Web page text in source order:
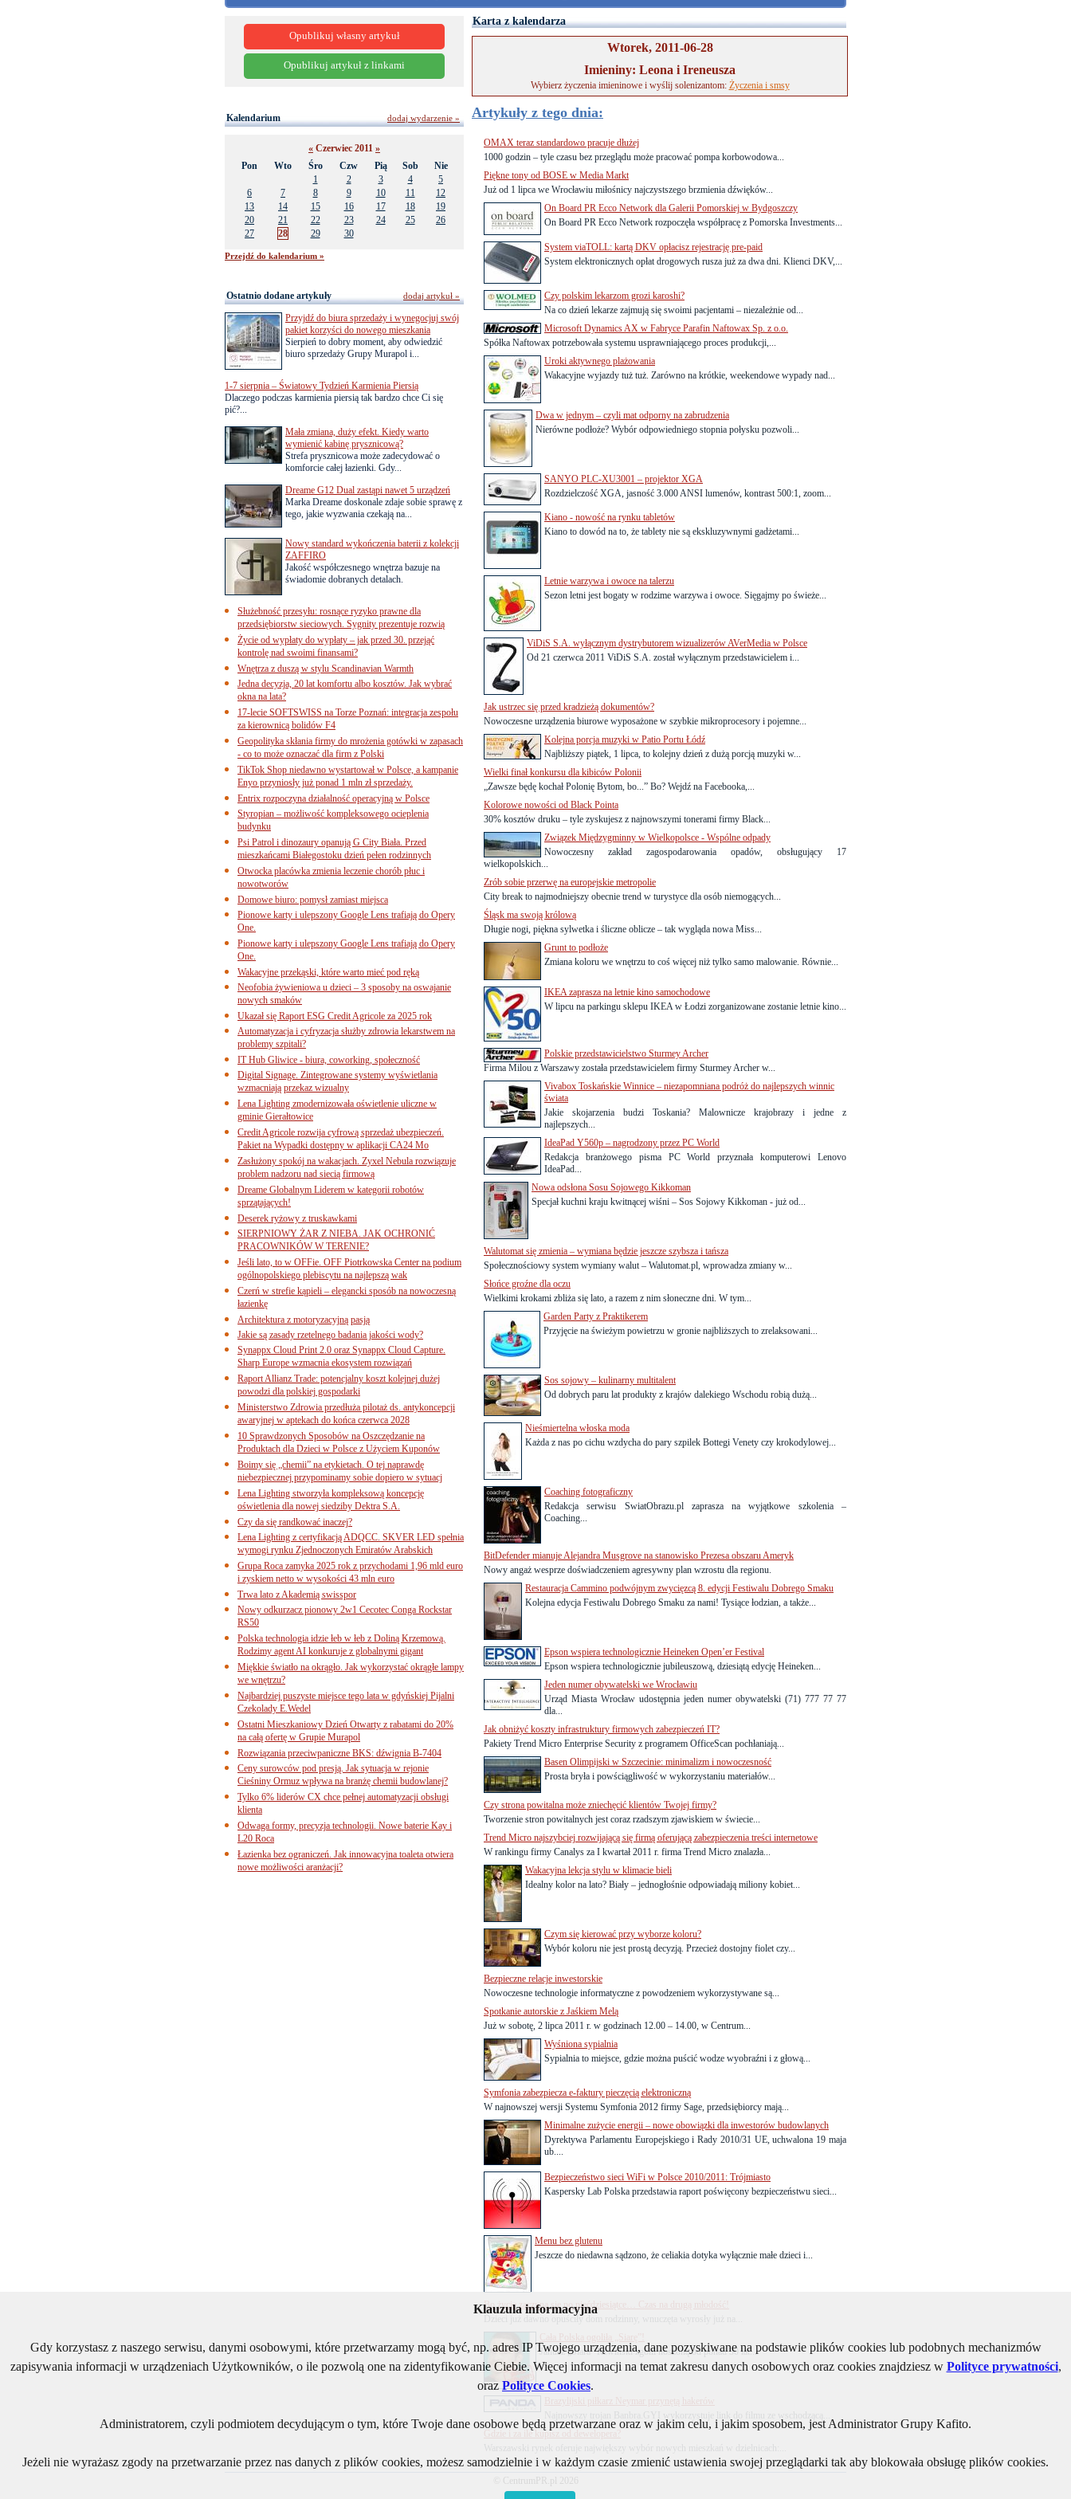
Karta z kalendarza
Wtorek, 2011-06-28
Imieniny: Leona i Ireneusza
Wybierz życzenia imieninowe i wyślij solenizantom: Życzenia i smsy
Artykuły z tego dnia:
OMAX teraz standardowo pracuje dłużej
1000 godzin – tyle czasu bez przeglądu może pracować pompa korbowodowa...
Piękne tony od BOSE w Media Markt
Już od 1 lipca we Wrocławiu miłośnicy najczystszego brzmienia dźwięków...
On Board PR Ecco Network dla Galerii Pomorskiej w Bydgoszczy
On Board PR Ecco Network rozpoczęła współpracę z Pomorska Investments...
System viaTOLL: kartą DKV opłacisz rejestrację pre-paid
System elektronicznych opłat drogowych rusza już za dwa dni. Klienci DKV,...
Czy polskim lekarzom grozi karoshi?
Na co dzień lekarze zajmują się swoimi pacjentami – niezależnie od...
Microsoft Dynamics AX w Fabryce Parafin Naftowax Sp. z o.o.
Spółka Naftowax potrzebowała systemu usprawniającego proces produkcji,...
Uroki aktywnego plażowania
Wakacyjne wyjazdy tuż tuż. Zarówno na krótkie, weekendowe wypady nad...
Dwa w jednym – czyli mat odporny na zabrudzenia
Nierówne podłoże? Wybór odpowiedniego stopnia połysku pozwoli...
SANYO PLC-XU3001 – projektor XGA
Rozdzielczość XGA, jasność 3.000 ANSI lumenów, kontrast 500:1, zoom...
Kiano - nowość na rynku tabletów
Kiano to dowód na to, że tablety nie są ekskluzywnymi gadżetami...
Letnie warzywa i owoce na talerzu
Sezon letni jest bogaty w rodzime warzywa i owoce. Sięgajmy po świeże...
ViDiS S.A. wyłącznym dystrybutorem wizualizerów AVerMedia w Polsce
Od 21 czerwca 2011 ViDiS S.A. został wyłącznym przedstawicielem i...
Jak ustrzec się przed kradzieżą dokumentów?
Nowoczesne urządzenia biurowe wyposażone w szybkie mikroprocesory i pojemne...
Kolejna porcja muzyki w Patio Portu Łódź
Najbliższy piątek, 1 lipca, to kolejny dzień z dużą porcją muzyki w...
Wielki finał konkursu dla kibiców Polonii
„Zawsze będę kochał Polonię Bytom, bo...” Bo? Wejdź na Facebooka,...
Kolorowe nowości od Black Pointa
30% kosztów druku – tyle zyskujesz z najnowszymi tonerami firmy Black...
Związek Międzygminny w Wielkopolsce - Wspólne odpady
Nowoczesny zakład zagospodarowania opadów, obsługujący 17
wielkopolskich...
Zrób sobie przerwę na europejskie metropolie
City break to najmodniejszy obecnie trend w turystyce dla osób niemogących...
Śląsk ma swoją królową
Długie nogi, piękna sylwetka i śliczne oblicze – tak wygląda nowa Miss...
Grunt to podłoże
Zmiana koloru we wnętrzu to coś więcej niż tylko samo malowanie. Równie...
IKEA zaprasza na letnie kino samochodowe
W lipcu na parkingu sklepu IKEA w Łodzi zorganizowane zostanie letnie kino...
Polskie przedstawicielstwo Sturmey Archer
Firma Milou z Warszawy została przedstawicielem firmy Sturmey Archer w...
Vivabox Toskańskie Winnice – niezapomniana podróż do najlepszych winnic
świata
Jakie skojarzenia budzi Toskania? Malownicze krajobrazy i jedne z
najlepszych...
IdeaPad Y560p – nagrodzony przez PC World
Redakcja branżowego pisma PC World przyznała komputerowi Lenovo
IdeaPad...
Nowa odsłona Sosu Sojowego Kikkoman
Specjał kuchni kraju kwitnącej wiśni – Sos Sojowy Kikkoman - już od...
Walutomat się zmienia – wymiana będzie jeszcze szybsza i tańsza
Społecznościowy system wymiany walut – Walutomat.pl, wprowadza zmiany w...
Słońce groźne dla oczu
Wielkimi krokami zbliża się lato, a razem z nim słoneczne dni. W tym...
Garden Party z Praktikerem
Przyjęcie na świeżym powietrzu w gronie najbliższych to zrelaksowani...
Sos sojowy – kulinarny multitalent
Od dobrych paru lat produkty z krajów dalekiego Wschodu robią dużą...
Nieśmiertelna włoska moda
Każda z nas po cichu wzdycha do pary szpilek Bottegi Venety czy krokodylowej...
Coaching fotograficzny
Redakcja serwisu SwiatObrazu.pl zaprasza na wyjątkowe szkolenia –
Coaching...
BitDefender mianuje Alejandra Musgrove na stanowisko Prezesa obszaru Ameryk
Nowy angaż wesprze doświadczeniem agresywny plan wzrostu dla regionu.
Restauracja Cammino podwójnym zwycięzcą 8. edycji Festiwalu Dobrego Smaku
Kolejna edycja Festiwalu Dobrego Smaku za nami! Tysiące łodzian, a także...
Epson wspiera technologicznie Heineken Open’er Festival
Epson wspiera technologicznie jubileuszową, dziesiątą edycję Heineken...
Jeden numer obywatelski we Wrocławiu
Urząd Miasta Wrocław udostępnia jeden numer obywatelski (71) 777 77 77
dla...
Jak obniżyć koszty infrastruktury firmowych zabezpieczeń IT?
Pakiety Trend Micro Enterprise Security z programem OfficeScan pochłaniają...
Basen Olimpijski w Szczecinie: minimalizm i nowoczesność
Prosta bryła i powściągliwość w wykorzystaniu materiałów...
Czy strona powitalna może zniechęcić klientów Twojej firmy?
Tworzenie stron powitalnych jest coraz rzadszym zjawiskiem w świecie...
Trend Micro najszybciej rozwijającą się firmą oferującą zabezpieczenia treści internetowe
W rankingu firmy Canalys za I kwartał 2011 r. firma Trend Micro znalazła...
Wakacyjna lekcja stylu w klimacie bieli
Idealny kolor na lato? Biały – jednogłośnie odpowiadają miliony kobiet...
Czym się kierować przy wyborze koloru?
Wybór koloru nie jest prostą decyzją. Przecież dostojny fiolet czy...
Bezpieczne relacje inwestorskie
Nowoczesne technologie informatyczne z powodzeniem wykorzystywane są...
Spotkanie autorskie z Jaśkiem Melą
Już w sobotę, 2 lipca 2011 r. w godzinach 12.00 – 14.00, w Centrum...
Wyśniona sypialnia
Sypialnia to miejsce, gdzie można puścić wodze wyobraźni i z głową...
Symfonia zabezpiecza e-faktury pieczęcią elektroniczną
W najnowszej wersji Systemu Symfonia 2012 firmy Sage, przedsiębiorcy mają...
Minimalne zużycie energii – nowe obowiązki dla inwestorów budowlanych
Dyrektywa Parlamentu Europejskiego i Rady 2010/31 UE, uchwalona 19 maja
ub....
Bezpieczeństwo sieci WiFi w Polsce 2010/2011: Trójmiasto
Kaspersky Lab Polska przedstawia raport poświęcony bezpieczeństwu sieci...
Menu bez glutenu
Jeszcze do niedawna sądzono, że celiakia dotyka wyłącznie małe dzieci i...
Bo życie zaczyna się po pięćdziesiątce… Czas na drugą młodość!
Dzieci już dawno opuściły dom rodzinny, wnuczęta wyrosły już na...
Cała Polska ogoliła „Siarę”!
Janusz „Siara” Rewiński zgolił noszoną od ponad 30 lat...
Gdzie i za ile kupisz od dewelopera?
Opublikuj własny artykuł
Opublikuj artykuł z linkami
Kalendarium
« Czerwiec 2011 »
Pon
Wto Śro Czw Pią Sob
Nie
1
2 3 4
5
6
7 8 9 10 11
12
13
14 15 16 17 18
19
20
21 22 23 24 25
26
27
28 29 30
Przejdź do kalendarium »
dodaj wydarzenie »
Ostatnio dodane artykuły
Przyjdź do biura sprzedaży i wynegocjuj swój
pakiet korzyści do nowego mieszkania
Sierpień to dobry moment, aby odwiedzić
biuro sprzedaży Grupy Murapol i...
1-7 sierpnia – Światowy Tydzień Karmienia Piersią
Dlaczego podczas karmienia piersią tak bardzo chce Ci się
pić?...
Mała zmiana, duży efekt. Kiedy warto
wymienić kabinę prysznicową?
Strefa prysznicowa może zadecydować o
komforcie całej łazienki. Gdy...
Dreame G12 Dual zastąpi nawet 5 urządzeń
Marka Dreame doskonale zdaje sobie sprawę z
tego, jakie wyzwania czekają na...
Nowy standard wykończenia baterii z kolekcji
ZAFFIRO
Jakość współczesnego wnętrza bazuje na
świadomie dobranych detalach.
Służebność przesyłu: rosnące ryzyko prawne dla
przedsiębiorstw sieciowych. Sygnity prezentuje rozwią
Życie od wypłaty do wypłaty – jak przed 30. przejąć
kontrolę nad swoimi finansami?
Wnętrza z duszą w stylu Scandinavian Warmth
Jedna decyzja, 20 lat komfortu albo kosztów. Jak wybrać
okna na lata?
17-lecie SOFTSWISS na Torze Poznań: integracja zespołu
za kierownicą bolidów F4
Geopolityka skłania firmy do mrożenia gotówki w zapasach
- co to może oznaczać dla firm z Polski
TikTok Shop niedawno wystartował w Polsce, a kampanie
Enyo przyniosły już ponad 1 mln zł sprzedaży.
Entrix rozpoczyna działalność operacyjną w Polsce
Styropian – możliwość kompleksowego ocieplenia
budynku
Psi Patrol i dinozaury opanują G City Biała. Przed
mieszkańcami Białegostoku dzień pełen rodzinnych
Otwocka placówka zmienia leczenie chorób płuc i
nowotworów
Domowe biuro: pomysł zamiast miejsca
Pionowe karty i ulepszony Google Lens trafiają do Opery
One.
Pionowe karty i ulepszony Google Lens trafiają do Opery
One.
Wakacyjne przekąski, które warto mieć pod ręką
Neofobia żywieniowa u dzieci – 3 sposoby na oswajanie
nowych smaków
Ukazał się Raport ESG Credit Agricole za 2025 rok
Automatyzacja i cyfryzacja służby zdrowia lekarstwem na
problemy szpitali?
IT Hub Gliwice - biura, coworking, społeczność
Digital Signage. Zintegrowane systemy wyświetlania
wzmacniają przekaz wizualny
Lena Lighting zmodernizowała oświetlenie uliczne w
gminie Gierałtowice
Credit Agricole rozwija cyfrową sprzedaż ubezpieczeń.
Pakiet na Wypadki dostępny w aplikacji CA24 Mo
Zasłużony spokój na wakacjach. Zyxel Nebula rozwiązuje
problem nadzoru nad siecią firmową
Dreame Globalnym Liderem w kategorii robotów
sprzątających!
Deserek ryżowy z truskawkami
SIERPNIOWY ŻAR Z NIEBA. JAK OCHRONIĆ
PRACOWNIKÓW W TERENIE?
Jeśli lato, to w OFFie. OFF Piotrkowska Center na podium
ogólnopolskiego plebiscytu na najlepszą wak
Czerń w strefie kąpieli – elegancki sposób na nowoczesną
łazienkę
Architektura z motoryzacyjną pasją
Jakie są zasady rzetelnego badania jakości wody?
Synappx Cloud Print 2.0 oraz Synappx Cloud Capture.
Sharp Europe wzmacnia ekosystem rozwiązań
Raport Allianz Trade: potencjalny koszt kolejnej dużej
powodzi dla polskiej gospodarki
Ministerstwo Zdrowia przedłuża pilotaż ds. antykoncepcji
awaryjnej w aptekach do końca czerwca 2028
10 Sprawdzonych Sposobów na Oszczędzanie na
Produktach dla Dzieci w Polsce z Użyciem Kuponów
Boimy się „chemii” na etykietach. O tej naprawdę
niebezpiecznej przypominamy sobie dopiero w sytuacj
Lena Lighting stworzyła kompleksową koncepcję
oświetlenia dla nowej siedziby Dektra S.A.
Czy da się randkować inaczej?
Lena Lighting z certyfikacją ADQCC. SKVER LED spełnia
wymogi rynku Zjednoczonych Emiratów Arabskich
Grupa Roca zamyka 2025 rok z przychodami 1,96 mld euro
i zyskiem netto w wysokości 43 mln euro
Trwa lato z Akademią swisspor
Nowy odkurzacz pionowy 2w1 Cecotec Conga Rockstar
RS50
Polska technologia idzie łeb w łeb z Doliną Krzemową.
Rodzimy agent AI konkuruje z globalnymi gigant
Miękkie światło na okrągło. Jak wykorzystać okrągłe lampy
we wnętrzu?
Najbardziej puszyste miejsce tego lata w gdyńskiej Pijalni
Czekolady E.Wedel
Ostatni Mieszkaniowy Dzień Otwarty z rabatami do 20%
na całą ofertę w Grupie Murapol
Rozwiązania przeciwpaniczne BKS: dźwignia B-7404
Ceny surowców pod presją. Jak sytuacja w rejonie
Cieśniny Ormuz wpływa na branżę chemii budowlanej?
Tylko 6% liderów CX chce pełnej automatyzacji obsługi
klienta
Odwaga formy, precyzja technologii. Nowe baterie Kay i
L20 Roca
Łazienka bez ograniczeń. Jak innowacyjna toaleta otwiera
nowe możliwości aranżacji?
dodaj artykuł »
© CentrumPR.pl 2026
Klauzula informacyjna
Gdy korzystasz z naszego serwisu, danymi osobowymi, które przetwarzamy mogą być, np. adres IP Twojego urządzenia, dane pozyskiwane na podstawie plików cookies lub podobnych mechanizmów
zapisywania informacji w urządzeniach Użytkowników, o ile pozwolą one na zidentyfikowanie Ciebie. Więcej informacji na temat zakresu danych osobowych oraz cookies znajdziesz w Polityce prywatności,
orazPolityce Cookies.
Administratorem, czyli podmiotem decydującym o tym, które Twoje dane osobowe będą przetwarzane oraz w jakim celu, i jakim sposobem, jest Administrator Grupy Kafito.
Jeżeli nie wyrażasz zgody na przetwarzanie przez nas danych z plików cookies, możesz samodzielnie i w każdym czasie zmienić ustawienia swojej przeglądarki tak aby blokowała obsługę plików cookies.